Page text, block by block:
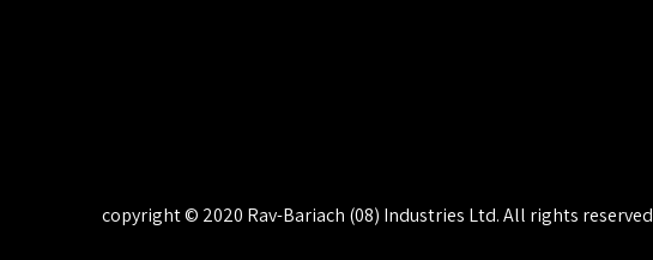
copyright © 2020 Rav-Bariach (08) Industries Ltd. All rights reserved